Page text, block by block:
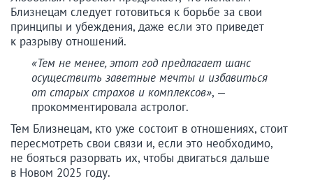
Близнецам следует готовиться к борьбе за свои
принципы и убеждения, даже если это приведет
к разрыву отношений.
«Тем не менее, этот год предлагает шанс
осуществить заветные мечты и избавиться
от старых страхов и комплексов», —
прокомментировала астролог.
Тем Близнецам, кто уже состоит в отношениях, стоит
пересмотреть свои связи и, если это необходимо,
не бояться разорвать их, чтобы двигаться дальше
в Новом 2025 году.